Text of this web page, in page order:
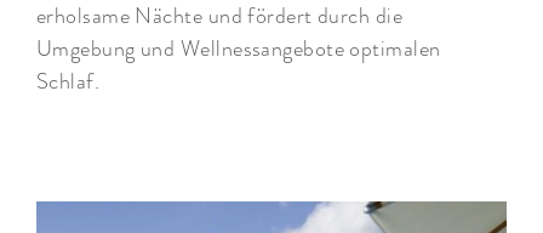
erholsame Nächte und fördert durch die
Umgebung und Wellnessangebote optimalen
Schlaf.